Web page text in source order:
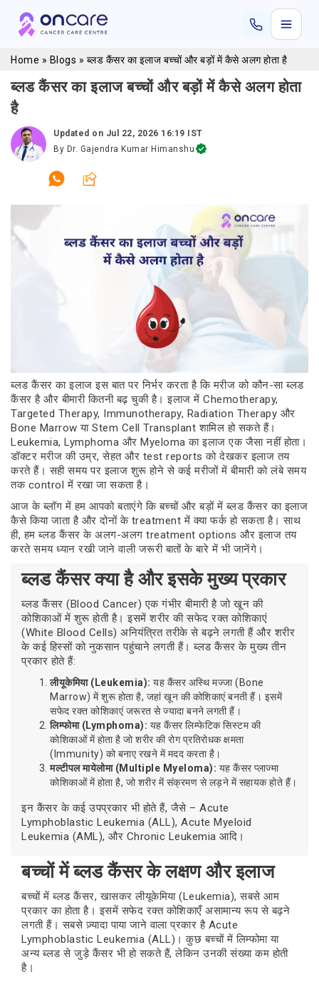
Home » Blogs » ब्लड कैंसर का इलाज बच्चों और बड़ों में कैसे अलग होता है
ब्लड कैंसर का इलाज बच्चों और बड़ों में कैसे अलग होता
है
Updated on Jul 22, 2026 16:19 IST
By Dr. Gajendra Kumar Himanshu
ब्लड कैंसर का इलाज इस बात पर निर्भर करता है कि मरीज को कौन-सा ब्लड
कैंसर है और बीमारी कितनी बढ़ चुकी है। इलाज में Chemotherapy,
Targeted Therapy, Immunotherapy, Radiation Therapy और
Bone Marrow या Stem Cell Transplant शामिल हो सकते हैं।
Leukemia, Lymphoma और Myeloma का इलाज एक जैसा नहीं होता।
डॉक्टर मरीज की उम्र, सेहत और test reports को देखकर इलाज तय
करते हैं। सही समय पर इलाज शुरू होने से कई मरीजों में बीमारी को लंबे समय
तक control में रखा जा सकता है।
आज के ब्लॉग में हम आपको बताएंगे कि बच्चों और बड़ों में ब्लड कैंसर का इलाज
कैसे किया जाता है और दोनों के treatment में क्या फर्क हो सकता है। साथ
ही, हम ब्लड कैंसर के अलग-अलग treatment options और इलाज तय
करते समय ध्यान रखी जाने वाली जरूरी बातों के बारे में भी जानेंगे।
ब्लड कैंसर क्या है और इसके मुख्य प्रकार
ब्लड कैंसर (Blood Cancer) एक गंभीर बीमारी है जो खून की
कोशिकाओं में शुरू होती है। इसमें शरीर की सफेद रक्त कोशिकाएं
(White Blood Cells) अनियंत्रित तरीके से बढ़ने लगती हैं और शरीर
के कई हिस्सों को नुकसान पहुंचाने लगती हैं। ब्लड कैंसर के मुख्य तीन
प्रकार होते हैं:
लीयूकेमिया (Leukemia): यह कैंसर अस्थि मज्जा (Bone
Marrow) में शुरू होता है, जहां खून की कोशिकाएं बनती हैं। इसमें
सफेद रक्त कोशिकाएं जरूरत से ज्यादा बनने लगती हैं।
लिम्फोमा (Lymphoma): यह कैंसर लिम्फेटिक सिस्टम की
कोशिकाओं में होता है जो शरीर की रोग प्रतिरोधक क्षमता
(Immunity) को बनाए रखने में मदद करता है।
मल्टीपल मायेलोमा (Multiple Myeloma): यह कैंसर प्लाज्मा
कोशिकाओं में होता है, जो शरीर में संक्रमण से लड़ने में सहायक होते हैं।
इन कैंसर के कई उपप्रकार भी होते हैं, जैसे – Acute
Lymphoblastic Leukemia (ALL), Acute Myeloid
Leukemia (AML), और Chronic Leukemia आदि।
बच्चों में ब्लड कैंसर के लक्षण और इलाज
बच्चों में ब्लड कैंसर, खासकर लीयूकेमिया (Leukemia), सबसे आम
प्रकार का होता है। इसमें सफेद रक्त कोशिकाएँ असामान्य रूप से बढ़ने
लगती हैं। सबसे ज़्यादा पाया जाने वाला प्रकार है Acute
Lymphoblastic Leukemia (ALL)। कुछ बच्चों में लिम्फोमा या
अन्य ब्लड से जुड़े कैंसर भी हो सकते हैं, लेकिन उनकी संख्या कम होती
है।